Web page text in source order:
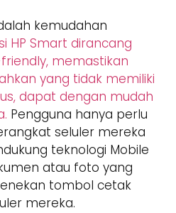
kemudahan
HP Smart dirancang
memastikan
yang tidak memiliki
dapat dengan mudah
Pengguna hanya perlu
seluler mereka
teknologi Mobile
atau foto yang
tombol cetak
mereka.